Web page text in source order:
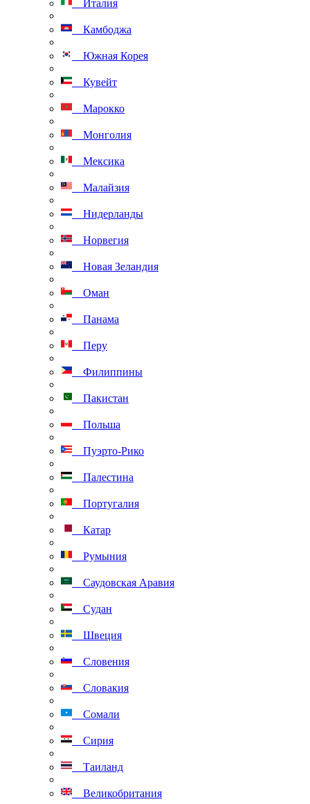
Италия
Камбоджа
Южная Корея
Кувейт
Марокко
Монголия
Мексика
Малайзия
Нидерланды
Норвегия
Новая Зеландия
Оман
Панама
Перу
Филиппины
Пакистан
Польша
Пуэрто-Рико
Палестина
Португалия
Катар
Румыния
Саудовская Аравия
Судан
Швеция
Словения
Словакия
Сомали
Сирия
Таиланд
Великобритания